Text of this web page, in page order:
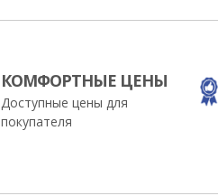
КОМФОРТНЫЕ ЦЕНЫ
Доступные цены для
покупателя